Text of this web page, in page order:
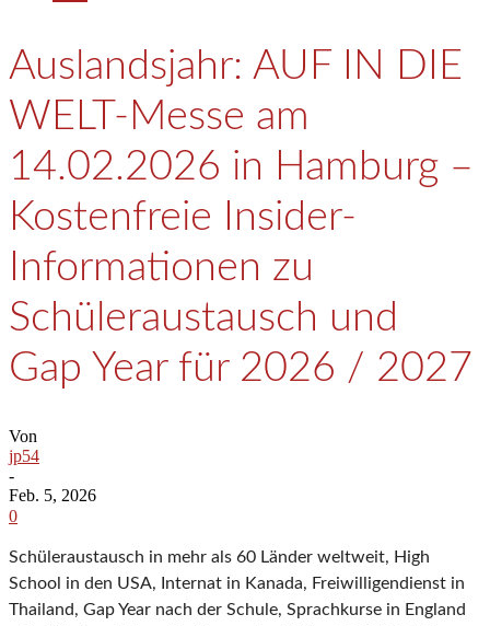
Auslandsjahr: AUF IN DIE
WELT-Messe am
14.02.2026 in Hamburg –
Kostenfreie Insider-
Informationen zu
Schüleraustausch und
Gap Year für 2026 / 2027
Von
jp54
-
Feb. 5, 2026
0
Schüleraustausch in mehr als 60 Länder weltweit, High
School in den USA, Internat in Kanada, Freiwilligendienst in
Thailand, Gap Year nach der Schule, Sprachkurse in England